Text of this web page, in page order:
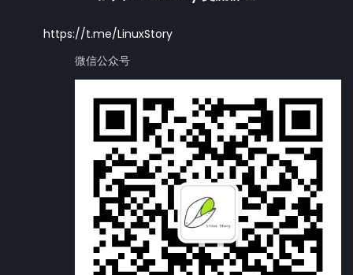
https://t.me/LinuxStory
微信公众号